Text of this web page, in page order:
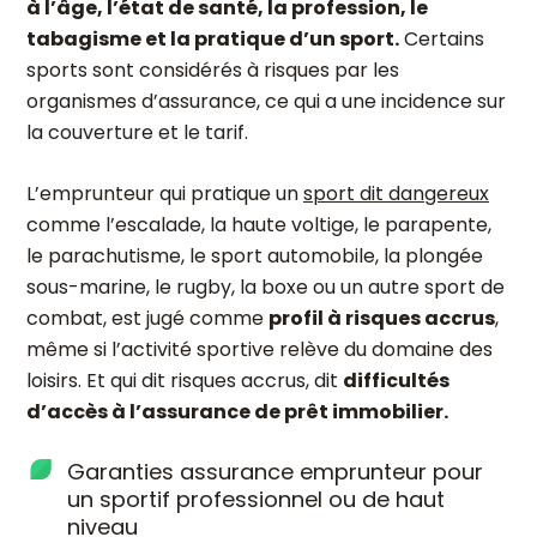
à l’âge, l’état de santé, la profession, le
tabagisme et la pratique d’un sport.Certains
sports sont considérés à risques par les
organismes d’assurance, ce qui a une incidence sur
la couverture et le tarif.
L’emprunteur qui pratique unsport dit dangereux
comme l’escalade, la haute voltige, le parapente,
le parachutisme, le sport automobile, la plongée
sous-marine, le rugby, la boxe ou un autre sport de
combat, est jugé comme profil à risques accrus,
même si l’activité sportive relève du domaine des
loisirs. Et qui dit risques accrus, dit difficultés
d’accès à l’assurance de prêt immobilier.
Garanties assurance emprunteur pour
un sportif professionnel ou de haut
niveau